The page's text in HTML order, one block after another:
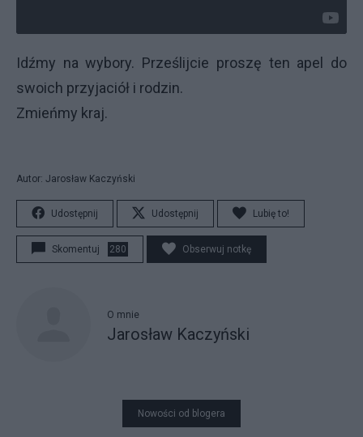
Idźmy na wybory. Prześlijcie proszę ten apel do
swoich przyjaciół i rodzin.
Zmieńmy kraj.
Autor: Jarosław Kaczyński
Udostępnij Udostępnij Lubię to!
Skomentuj 280 Obserwuj notkę
O mnie
Jarosław Kaczyński
Nowości od blogera